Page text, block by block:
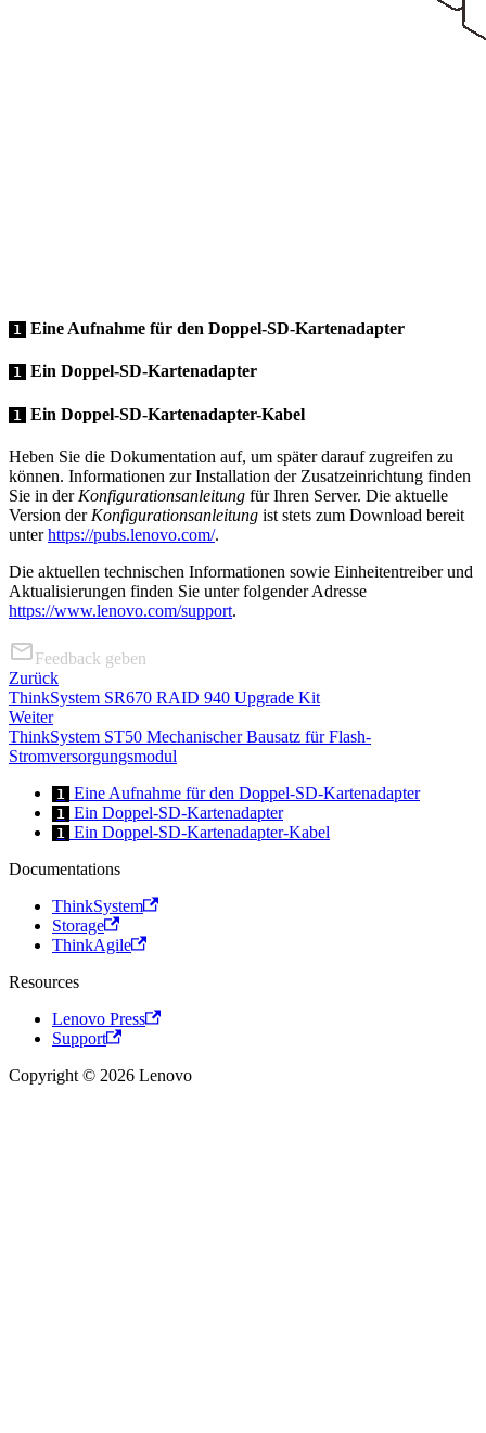
1 Eine Aufnahme für den Doppel-SD-Kartenadapter
1 Ein Doppel-SD-Kartenadapter
1 Ein Doppel-SD-Kartenadapter-Kabel
Heben Sie die Dokumentation auf, um später darauf zugreifen zu
können. Informationen zur Installation der Zusatzeinrichtung finden
Sie in der Konfigurationsanleitung für Ihren Server. Die aktuelle
Version der Konfigurationsanleitung ist stets zum Download bereit
unterhttps://pubs.lenovo.com/.
Die aktuellen technischen Informationen sowie Einheitentreiber und
Aktualisierungen finden Sie unter folgender Adresse
https://www.lenovo.com/support.
Feedback geben
Zurück
ThinkSystem SR670 RAID 940 Upgrade Kit
Weiter
ThinkSystem ST50 Mechanischer Bausatz für Flash-
Stromversorgungsmodul
1 Eine Aufnahme für den Doppel-SD-Kartenadapter
1 Ein Doppel-SD-Kartenadapter
1
Ein Doppel-SD-Kartenadapter-Kabel
Documentations
ThinkSystem
Storage
ThinkAgile
Resources
Lenovo Press
Support
Copyright © 2026 Lenovo